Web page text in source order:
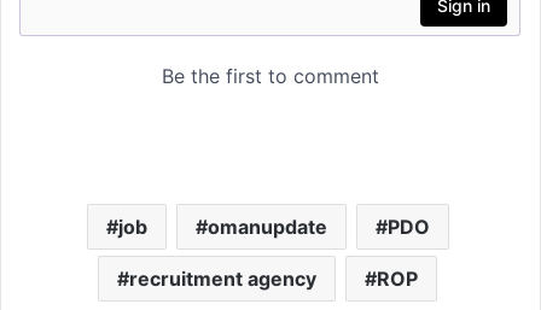
job omanupdate PDO
recruitment agency ROP